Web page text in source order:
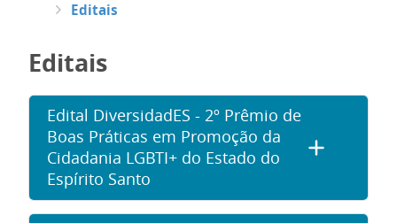
Editais
Editais
Edital DiversidadES - 2º Prêmio de
Boas Práticas em Promoção da
Cidadania LGBTI+ do Estado do
Espírito Santo